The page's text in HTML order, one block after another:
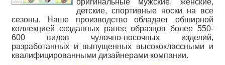
оригинальные мужские, женские,
детские, спортивные носки на все
сезоны. Наше производство обладает обширной
коллекцией созданных ранее образцов более 550-
600 видов чулочно-носочных изделий,
разработанных и выпущенных высококлассными и
квалифицированными дизайнерами компании.